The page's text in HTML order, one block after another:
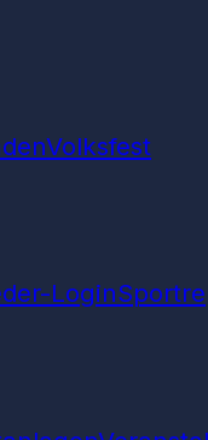
Volksfest
Login